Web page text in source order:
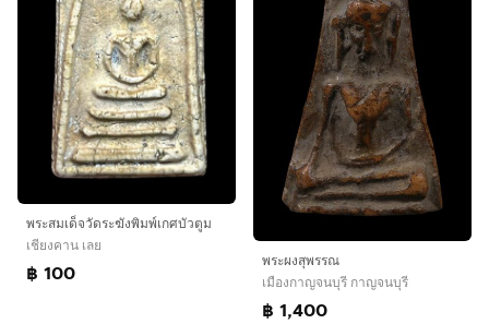
พระสมเด็จวัดระฆังพิมพ์เกศบัวตูม
เชียงคาน เลย
฿ 100
พระผงสุพรรณ
เมืองกาญจนบุรี กาญจนบุรี
฿ 1,400